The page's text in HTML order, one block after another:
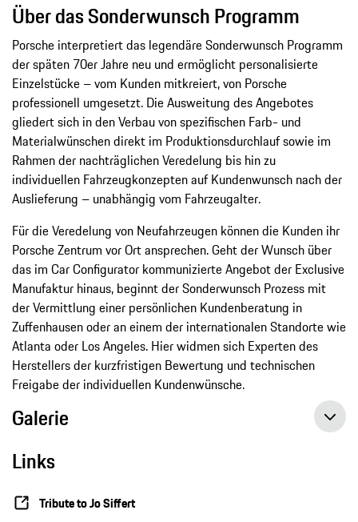
Über das Sonderwunsch Programm
Porsche interpretiert das legendäre Sonderwunsch Programm
der späten 70er Jahre neu und ermöglicht personalisierte
Einzelstücke – vom Kunden mitkreiert, von Porsche
professionell umgesetzt. Die Ausweitung des Angebotes
gliedert sich in den Verbau von spezifischen Farb- und
Materialwünschen direkt im Produktionsdurchlauf sowie im
Rahmen der nachträglichen Veredelung bis hin zu
individuellen Fahrzeugkonzepten auf Kundenwunsch nach der
Auslieferung – unabhängig vom Fahrzeugalter.
Für die Veredelung von Neufahrzeugen können die Kunden ihr
Porsche Zentrum vor Ort ansprechen. Geht der Wunsch über
das im Car Configurator kommunizierte Angebot der Exclusive
Manufaktur hinaus, beginnt der Sonderwunsch Prozess mit
der Vermittlung einer persönlichen Kundenberatung in
Zuffenhausen oder an einem der internationalen Standorte wie
Atlanta oder Los Angeles. Hier widmen sich Experten des
Herstellers der kurzfristigen Bewertung und technischen
Freigabe der individuellen Kundenwünsche.
Galerie
Links
Tribute to Jo Siffert